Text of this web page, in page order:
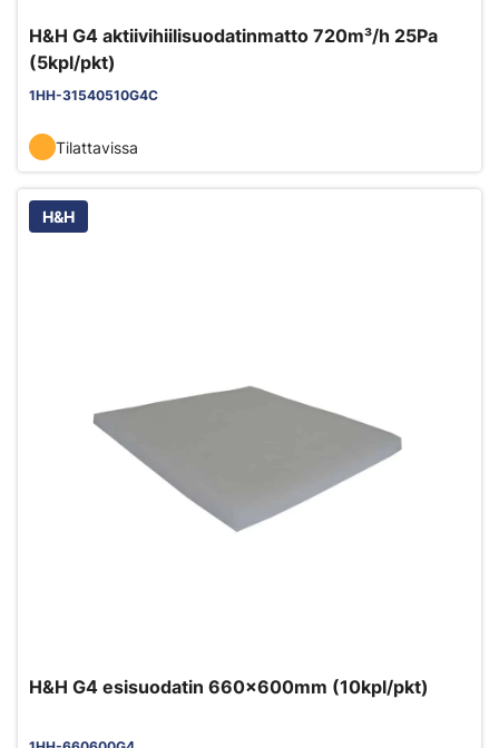
H&H G4 aktiivihiilisuodatinmatto 720m³/h 25Pa
(5kpl/pkt)
1HH-31540510G4C
Tilattavissa
H&H
H&H G4 esisuodatin 660x600mm (10kpl/pkt)